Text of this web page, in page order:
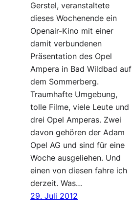
Gerstel, veranstaltete
dieses Wochenende ein
Openair-Kino mit einer
damit verbundenen
Präsentation des Opel
Ampera in Bad Wildbad auf
dem Sommerberg.
Traumhafte Umgebung,
tolle Filme, viele Leute und
drei Opel Amperas. Zwei
davon gehören der Adam
Opel AG und sind für eine
Woche ausgeliehen. Und
einen von diesen fahre ich
derzeit. Was…
29. Juli 2012